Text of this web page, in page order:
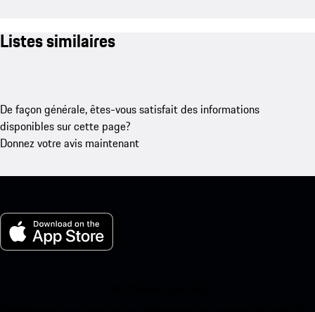
Listes similaires
De façon générale, êtes-vous satisfait des informations
disponibles sur cette page?
Donnez votre avis maintenant